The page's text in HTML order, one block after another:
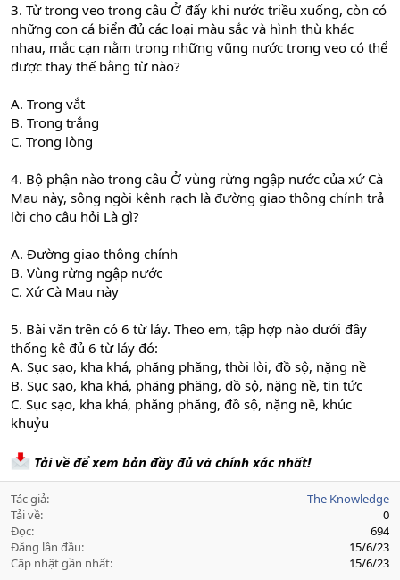
3. Từ trong veo trong câu Ở đấy khi nước triều xuống, còn có
những con cá biển đủ các loại màu sắc và hình thù khác
nhau, mắc cạn nằm trong những vũng nước trong veo có thể
được thay thế bằng từ nào?
A. Trong vắt
B. Trong trắng
C. Trong lòng
4. Bộ phận nào trong câu Ở vùng rừng ngập nước của xứ Cà
Mau này, sông ngòi kênh rạch là đường giao thông chính trả
lời cho câu hỏi Là gì?
A. Đường giao thông chính
B. Vùng rừng ngập nước
C. Xứ Cà Mau này
5. Bài văn trên có 6 từ láy. Theo em, tập hợp nào dưới đây
thống kê đủ 6 từ láy đó:
A. Sục sạo, kha khá, phăng phăng, thòi lòi, đồ sộ, nặng nề
B. Sục sạo, kha khá, phăng phăng, đồ sộ, nặng nề, tin tức
C. Sục sạo, kha khá, phăng phăng, đồ sộ, nặng nề, khúc
khuỷu
Tải về để xem bản đầy đủ và chính xác nhất!
Tác giả
The Knowledge
Tải về
0
Đọc
694
Đăng lần đầu
15/6/23
Cập nhật gần nhất
15/6/23